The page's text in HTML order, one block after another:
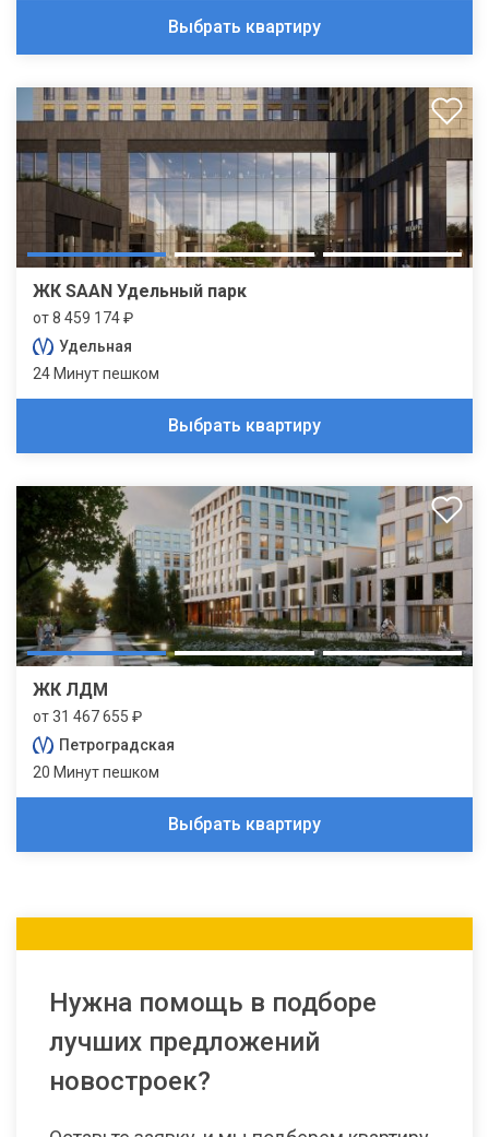
Выбрать квартиру
ЖК SAAN Удельный парк
от 8 459 174 ₽
Удельная
24 Минут пешком
Выбрать квартиру
ЖК ЛДМ
от 31 467 655 ₽
Петроградская
20 Минут пешком
Выбрать квартиру
Нужна помощь в подборе
лучших предложений
новостроек?